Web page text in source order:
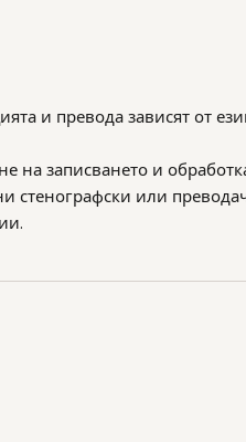
и превода зависят от
на записването и
или